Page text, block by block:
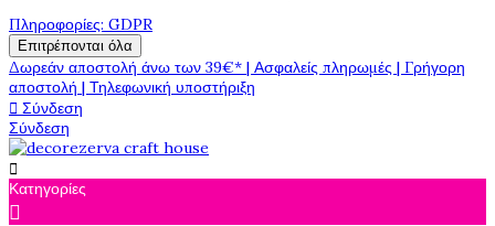
Πληροφορίες: GDPR
Επιτρέπονται όλα
Δωρεάν αποστολή άνω των 39€* | Ασφαλείς πληρωμές | Γρήγορη
αποστολή | Τηλεφωνική υποστήριξη
 Σύνδεση
Σύνδεση

Κατηγορίες
